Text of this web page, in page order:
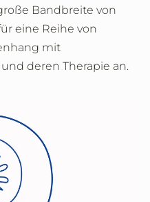
Bandbreite von
eine Reihe von
mit
deren Therapie an.